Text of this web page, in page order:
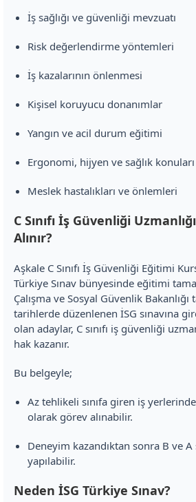
İş sağlığı ve güvenliği mevzuatı
Risk değerlendirme yöntemleri
İş kazalarının önlenmesi
Kişisel koruyucu donanımlar
Yangın ve acil durum eğitimi
Ergonomi, hijyen ve sağlık konuları
Meslek hastalıkları ve önlemleri
C Sınıfı İş Güvenliği
Alınır?
Aşkale C Sınıfı İş Güvenliği Eğitimi
Türkiye Sınav bünyesinde eğitimi
Çalışma ve Sosyal Güvenlik
tarihlerde düzenlenen İSG sınavına
olan adaylar, C sınıfı iş güvenliği
hak kazanır.
Bu belgeyle;
Az tehlikeli sınıfa giren iş
olarak görev alınabilir.
Deneyim kazandıktan sonra B ve A
yapılabilir.
Neden İSG Türkiye Sınav?